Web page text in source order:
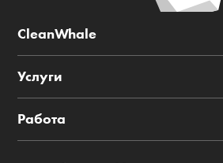
CleanWhale
Услуги
Работа